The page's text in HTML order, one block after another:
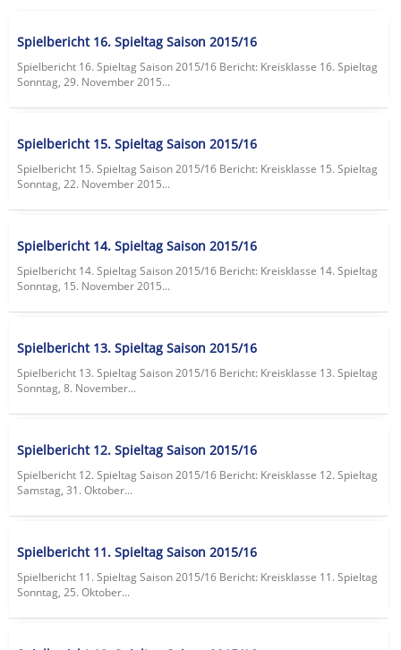
Spielbericht 16. Spieltag Saison 2015/16
Spielbericht 16. Spieltag Saison 2015/16 Bericht: Kreisklasse 16. Spieltag
Sonntag, 29. November 2015...
Spielbericht 15. Spieltag Saison 2015/16
Spielbericht 15. Spieltag Saison 2015/16 Bericht: Kreisklasse 15. Spieltag
Sonntag, 22. November 2015...
Spielbericht 14. Spieltag Saison 2015/16
Spielbericht 14. Spieltag Saison 2015/16 Bericht: Kreisklasse 14. Spieltag
Sonntag, 15. November 2015...
Spielbericht 13. Spieltag Saison 2015/16
Spielbericht 13. Spieltag Saison 2015/16 Bericht: Kreisklasse 13. Spieltag
Sonntag, 8. November...
Spielbericht 12. Spieltag Saison 2015/16
Spielbericht 12. Spieltag Saison 2015/16 Bericht: Kreisklasse 12. Spieltag
Samstag, 31. Oktober...
Spielbericht 11. Spieltag Saison 2015/16
Spielbericht 11. Spieltag Saison 2015/16 Bericht: Kreisklasse 11. Spieltag
Sonntag, 25. Oktober...